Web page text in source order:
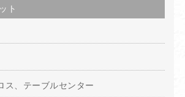
ト
ス、テーブルセンター